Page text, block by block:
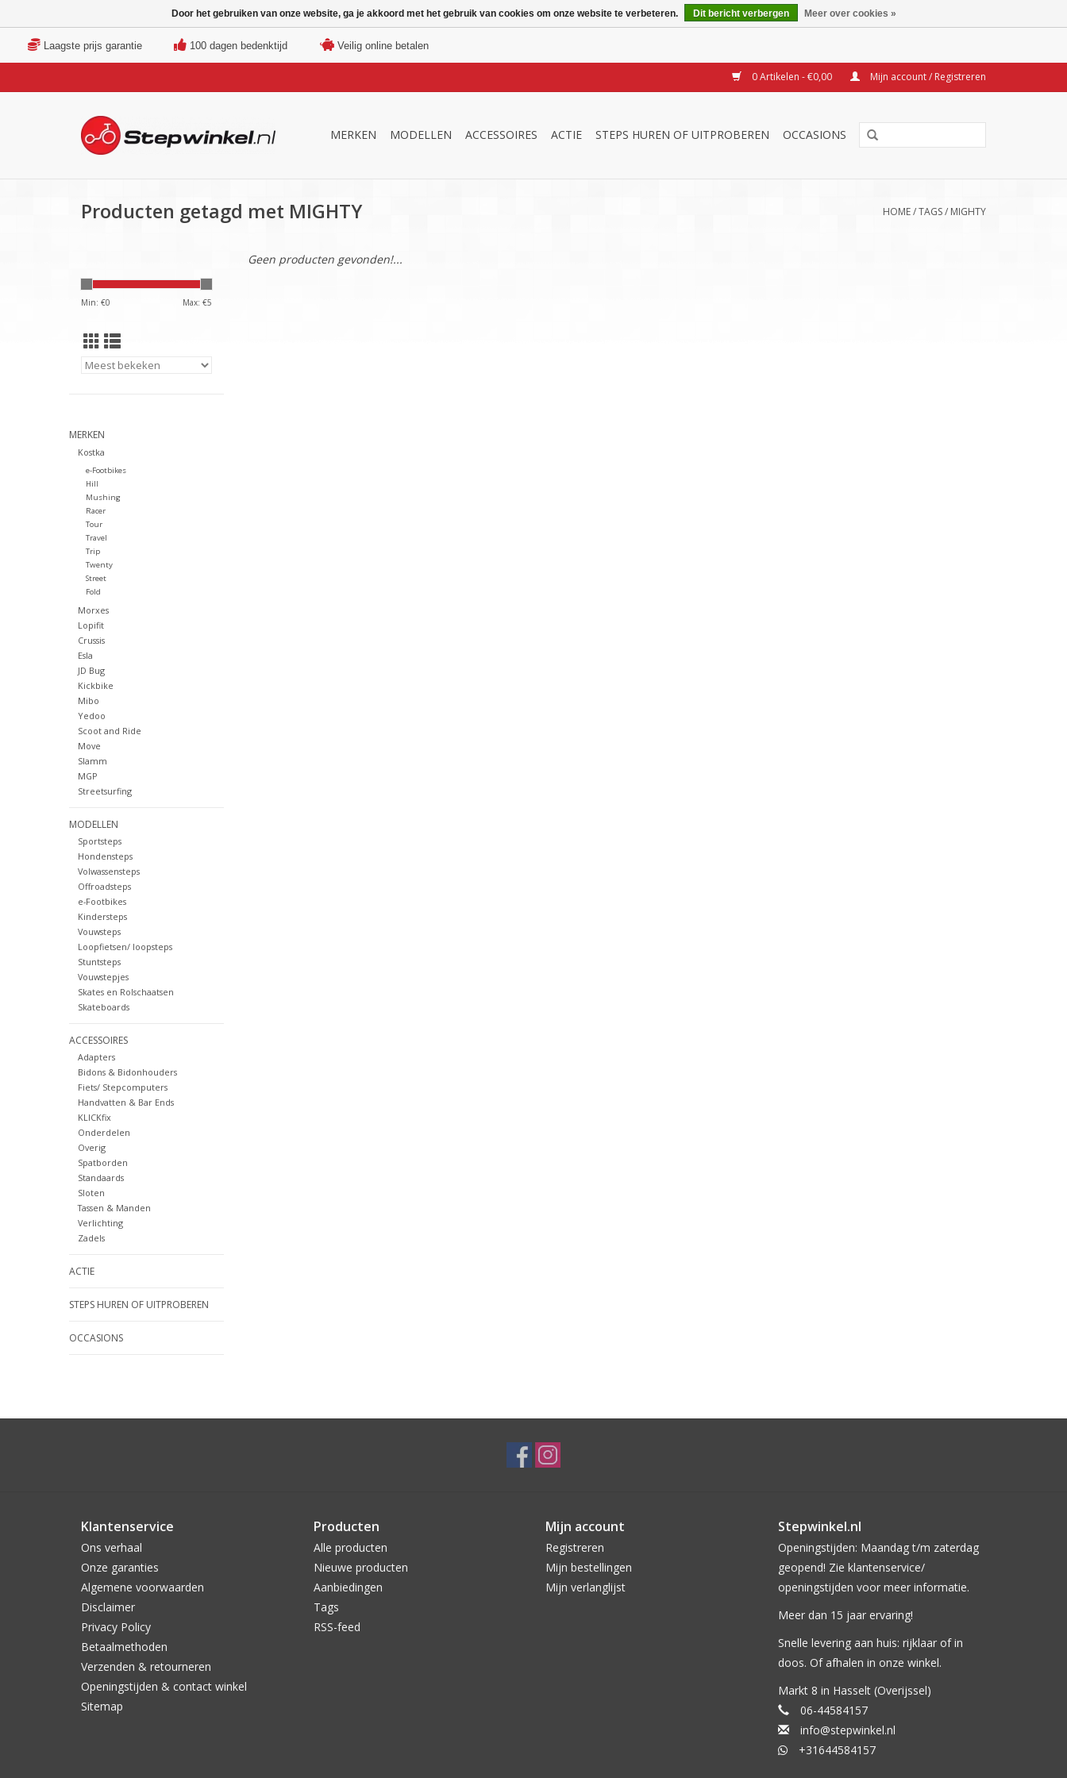
Laagste prijs garantie 100 dagen bedenktijd Veilig online betalen
0 Artikelen - €0,00 Mijn account / Registreren
MERKEN MODELLEN ACCESSOIRES ACTIE STEPS HUREN OF UITPROBEREN OCCASIONS
Producten getagd met MIGHTY HOME/TAGS/ MIGHTY
Min: €0 Max: €5
MERKEN
Kostka
e-Footbikes
Hill
Mushing
Racer
Tour
Travel
Trip
Twenty
Street
Fold
Morxes
Lopifit
Crussis
Esla
JD Bug
Kickbike
Mibo
Yedoo
Scoot and Ride
Move
Slamm
MGP
Streetsurfing
MODELLEN
Sportsteps
Hondensteps
Volwassensteps
Offroadsteps
e-Footbikes
Kindersteps
Vouwsteps
Loopfietsen/ loopsteps
Stuntsteps
Vouwstepjes
Skates en Rolschaatsen
Skateboards
ACCESSOIRES
Adapters
Bidons & Bidonhouders
Fiets/ Stepcomputers
Handvatten & Bar Ends
KLICKfix
Onderdelen
Overig
Spatborden
Standaards
Sloten
Tassen & Manden
Verlichting
Zadels
ACTIE
STEPS HUREN OF UITPROBEREN
OCCASIONS
Geen producten gevonden!...
Klantenservice
Ons verhaal
Onze garanties
Algemene voorwaarden
Disclaimer
Privacy Policy
Betaalmethoden
Verzenden & retourneren
Openingstijden & contact winkel
Sitemap
Producten
Alle producten
Nieuwe producten
Aanbiedingen
Tags
RSS-feed
Mijn account
Registreren
Mijn bestellingen
Mijn verlanglijst
Stepwinkel.nl
Openingstijden: Maandag t/m zaterdag
geopend! Zie klantenservice/
openingstijden voor meer informatie.
Meer dan 15 jaar ervaring!
Snelle levering aan huis: rijklaar of in
doos. Of afhalen in onze winkel.
Markt 8 in Hasselt (Overijssel)
06-44584157
info@stepwinkel.nl
+31644584157
Door het gebruiken van onze website, ga je akkoord met het gebruik van cookies om onze website te verbeteren. Dit bericht verbergen Meer over cookies »